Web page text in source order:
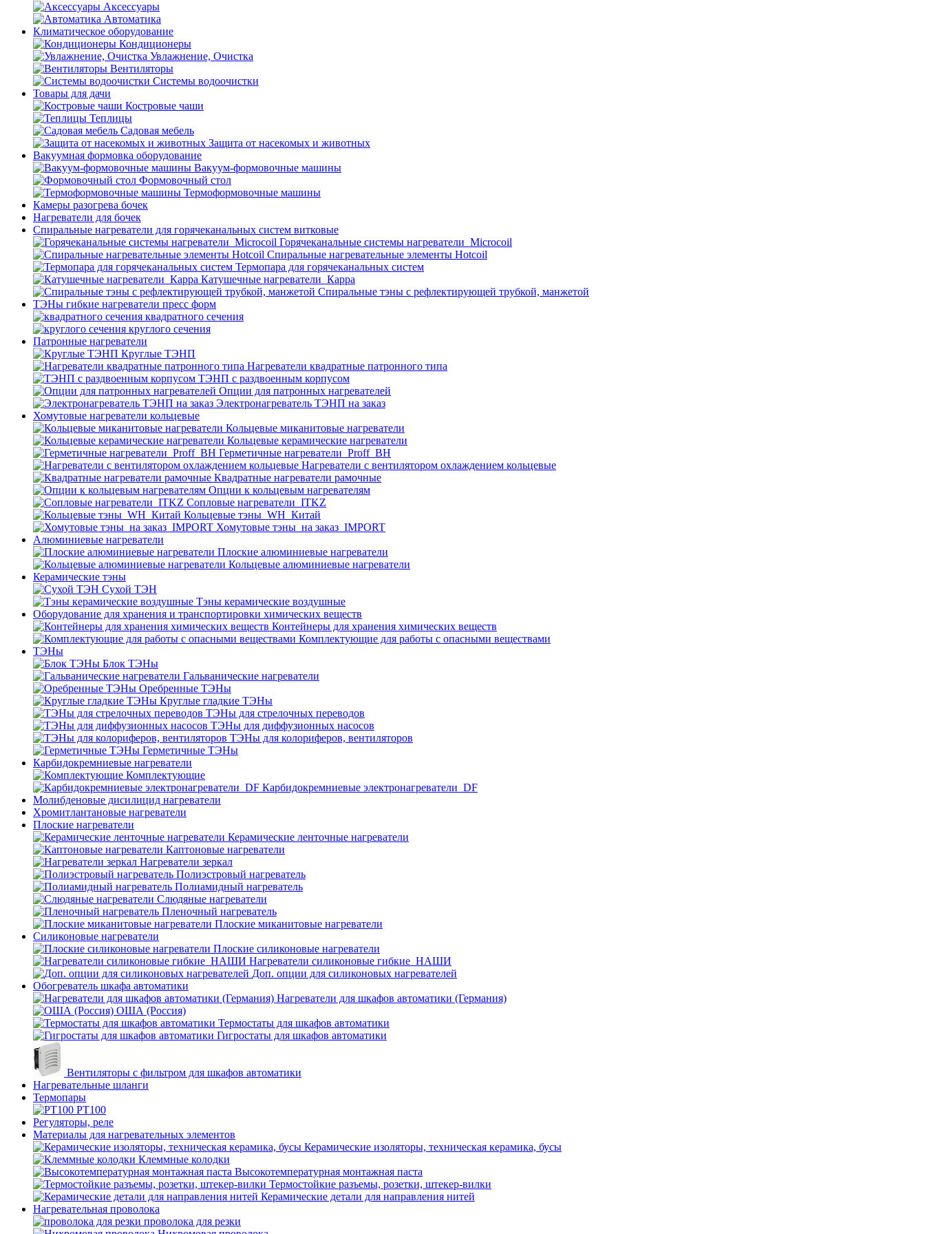
Аксессуары
Автоматика
Климатическое оборудование
Кондиционеры
Увлажнение, Очистка
Вентиляторы
Системы водоочистки
Товары для дачи
Костровые чаши
Теплицы
Садовая мебель
Защита от насекомых и животных
Вакуумная формовка оборудование
Вакуум-формовочные машины
Формовочный стол
Термоформовочные машины
Камеры разогрева бочек
Нагреватели для бочек
Спиральные нагреватели для горячеканальных систем витковые
Горячеканальные системы нагреватели_Microcoil
Спиральные нагревательные элементы Hotcoil
Термопара для горячеканальных систем
Катушечные нагреватели_Карра
Спиральные тэны с рефлектирующей трубкой, манжетой
ТЭНы гибкие нагреватели пресс форм
квадратного сечения
круглого сечения
Патронные нагреватели
Круглые ТЭНП
Нагреватели квадратные патронного типа
ТЭНП с раздвоенным корпусом
Опции для патронных нагревателей
Электронагреватель ТЭНП на заказ
Хомутовые нагреватели кольцевые
Кольцевые миканитовые нагреватели
Кольцевые керамические нагреватели
Герметичные нагреватели_Proff_BH
Нагреватели с вентилятором охлаждением кольцевые
Квадратные нагреватели рамочные
Опции к кольцевым нагревателям
Cопловые нагреватели_ITKZ
Кольцевые тэны_WH_Китай
Хомутовые тэны_на заказ_IMPORT
Алюминиевые нагреватели
Плоские алюминиевые нагреватели
Кольцевые алюминиевые нагреватели
Керамические тэны
Сухой ТЭН
Тэны керамические воздушные
Оборудование для хранения и транспортировки химических веществ
Контейнеры для хранения химических веществ
Комплектующие для работы с опасными веществами
ТЭНы
Блок ТЭНы
Гальванические нагреватели
Оребренные ТЭНы
Круглые гладкие ТЭНы
ТЭНы для стрелочных переводов
ТЭНы для диффузионных насосов
ТЭНы для колориферов, вентиляторов
Герметичные ТЭНы
Карбидокремниевые нагреватели
Комплектующие
Карбидокремниевые электронагреватели_DF
Молибденовые дисилицид нагреватели
Хромитлантановые нагреватели
Плоские нагреватели
Керамические ленточные нагреватели
Каптоновые нагреватели
Нагреватели зеркал
Полиэстровый нагреватель
Полиамидный нагреватель
Слюдяные нагреватели
Пленочный нагреватель
Плоские миканитовые нагреватели
Силиконовые нагреватели
Плоские силиконовые нагреватели
Нагреватели силиконовые гибкие_НАШИ
Доп. опции для силиконовых нагревателей
Обогреватель шкафа автоматики
Нагреватели для шкафов автоматики (Германия)
ОША (Россия)
Термостаты для шкафов автоматики
Гигростаты для шкафов автоматики
Вентиляторы с фильтром для шкафов автоматики
Нагревательные шланги
Термопары
PT100
Регуляторы, реле
Материалы для нагревательных элементов
Керамические изоляторы, техническая керамика, бусы
Клеммные колодки
Высокотемпературная монтажная паста
Термостойкие разъемы, розетки, штекер-вилки
Керамические детали для направления нитей
Нагревательная проволока
проволока для резки